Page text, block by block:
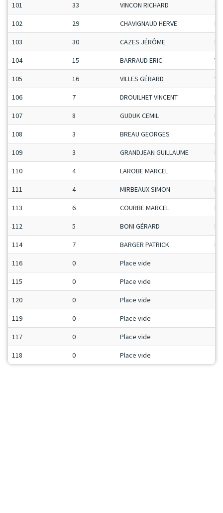
101 33 VINCON RICHARD
102 29 CHAVIGNAUD HERVE
103 30 CAZES JÉRÔME
104 15 BARRAUD ERIC
105 16 VILLES GÉRARD
106 7 DROUILHET VINCENT
107 8 GUDUK CEMIL ET
108 3 BREAU GEORGES
109 3 GRANDJEAN GUILLAUME
110 4 LAROBE MARCEL
111 4 MIRBEAUX SIMON
113 6 COURBE MARCEL
112 5 BONI GÉRARD
114 7 BARGER PATRICK
116 0 Place vide
115 0 Place vide
120 0 Place vide
119 0 Place vide
117 0 Place vide
118 0 Place vide